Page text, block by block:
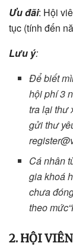
Ưu đãi: Hội
tục (tính đến
Lưu ý:
Để biết
hội phí 3
tra lại thư
gửi thư
Cá nhân
gia khoá
chưa
theo
2. HỘI